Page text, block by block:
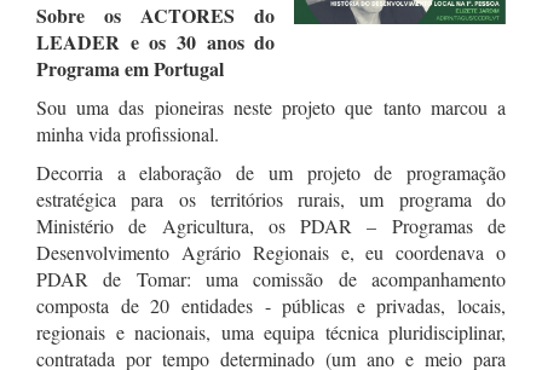
Sobre os ACTORES do
LEADER e os 30 anos do
Programa em Portugal
Sou uma das pioneiras neste projeto que tanto marcou a
minha vida profissional.
Decorria a elaboração de um projeto de programação
estratégica para os territórios rurais, um programa do
Ministério de Agricultura, os PDAR – Programas de
Desenvolvimento Agrário Regionais e, eu coordenava o
PDAR de Tomar: uma comissão de acompanhamento
composta de 20 entidades - públicas e privadas, locais,
regionais e nacionais, uma equipa técnica pluridisciplinar,
contratada por tempo determinado (um ano e meio para